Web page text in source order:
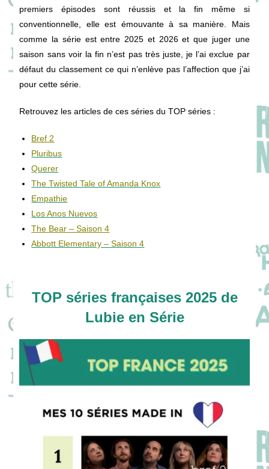
premiers épisodes sont réussis et la fin même si
conventionnelle, elle est émouvante à sa manière. Mais
comme la série est entre 2025 et 2026 et que juger une
saison sans voir la fin n’est pas très juste, je l’ai exclue par
défaut du classement ce qui n’enlève pas l’affection que j’ai
pour cette série.
Retrouvez les articles de ces séries du TOP séries :
Bref 2
Pluribus
Querer
The Twisted Tale of Amanda Knox
Empathie
Los Anos Nuevos
The Bear – Saison 4
Abbott Elementary – Saison 4
TOP séries françaises 2025 de
Lubie en Série